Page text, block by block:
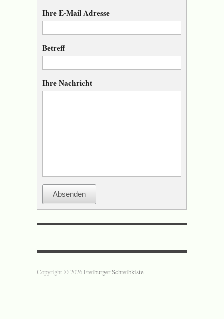
Ihre E-Mail Adresse
Betreff
Ihre Nachricht
Absenden
Copyright © 2026Freiburger Schreibkiste